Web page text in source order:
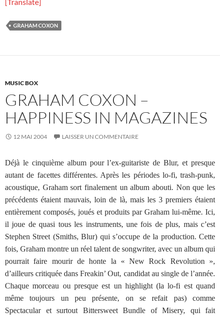
GRAHAM COXON
MUSIC BOX
GRAHAM COXON –
HAPPINESS IN MAGAZINES
12 MAI 2004 LAISSER UN COMMENTAIRE
Déjà le cinquième album pour l’ex-guitariste de Blur, et presque
autant de facettes différentes. Après les périodes lo-fi, trash-punk,
acoustique, Graham sort finalement un album abouti. Non que les
précédents étaient mauvais, loin de là, mais les 3 premiers étaient
entièrement composés, joués et produits par Graham lui-même. Ici,
il joue de quasi tous les instruments, une fois de plus, mais c’est
Stephen Street (Smiths, Blur) qui s’occupe de la production. Cette
fois, Graham montre un réel talent de songwriter, avec un album qui
pourrait faire mourir de honte la « New Rock Revolution »,
d’ailleurs critiquée dans Freakin’ Out, candidat au single de l’année.
Chaque morceau ou presque est un highlight (la lo-fi est quand
même toujours un peu présente, on se refait pas) comme
Spectacular et surtout Bittersweet Bundle of Misery, qui fait